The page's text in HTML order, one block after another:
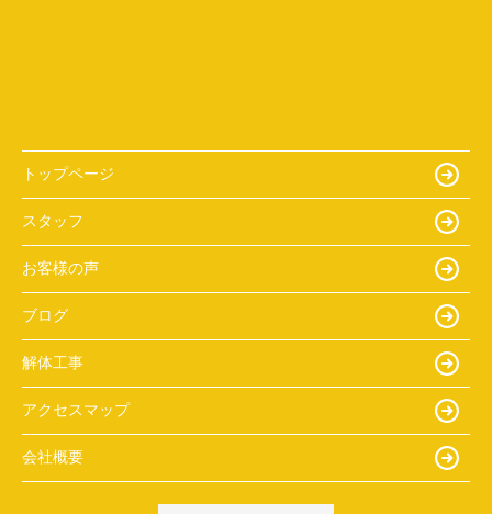
トップページ
スタッフ
お客様の声
ブログ
解体工事
アクセスマップ
会社概要